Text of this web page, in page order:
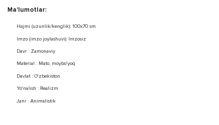
Ma'lumotlar:
Hajmi (uzunlik/kenglik): 100x70 sm
Imzo (imzo joylashuvi): Imzosiz
Davr : Zamonaviy
Material : Mato, moybo'yoq
Davlat : O'zbekiston
Yo'nalish : Realizm
Janr : Animalistik